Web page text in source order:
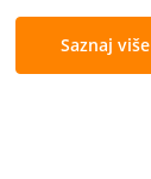
Saznaj više